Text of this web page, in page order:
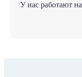
У нас работают